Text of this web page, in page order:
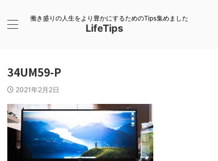
働き盛りの人生をより豊かにするためのTips集めました
LifeTips
34UM59-P
2021年2月2日